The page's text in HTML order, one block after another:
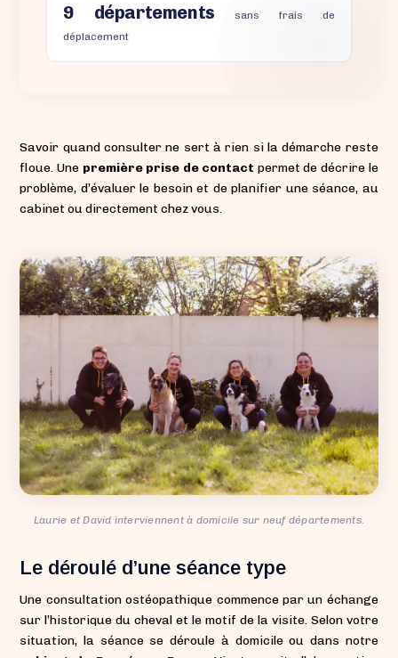
9 départements
sans frais de
déplacement
Savoir quand consulter ne sert à rien si la démarche reste
floue. Une première prise de contact permet de décrire le
problème, d’évaluer le besoin et de planifier une séance, au
cabinet ou directement chez vous.
Laurie et David interviennent à domicile sur neuf départements.
Le déroulé d’une séance type
Une consultation ostéopathique commence par un échange
sur l’historique du cheval et le motif de la visite. Selon votre
situation, la séance se déroule à domicile ou dans notre